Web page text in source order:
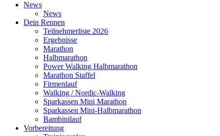
News
News
Dein Rennen
Teilnehmerliste 2026
Ergebnisse
Marathon
Halbmarathon
Power Walking Halbmarathon
Marathon Staffel
Firmenlauf
Walking / Nordic-Walking
Sparkassen Mini Marathon
Sparkassen Mini-Halbmarathon
Bambinilauf
Vorbereitung